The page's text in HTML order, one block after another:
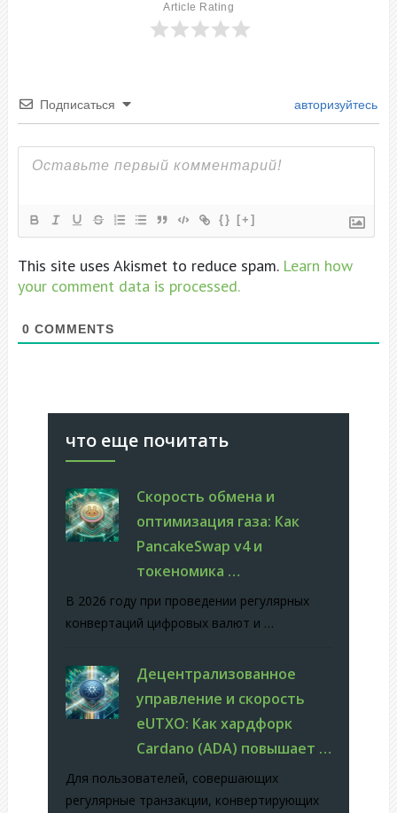
Article Rating
Подписаться авторизуйтесь
{} [+]
This site uses Akismet to reduce spam. Learn how
your comment data is processed.
0 COMMENTS
что еще почитать
Скорость обмена и
оптимизация газа: Как
PancakeSwap v4 и
токеномика …
В 2026 году при проведении регулярных
конвертаций цифровых валют и …
Децентрализованное
управление и скорость
eUTXO: Как хардфорк
Cardano (ADA) повышает …
Для пользователей, совершающих
регулярные транзакции, конвертирующих